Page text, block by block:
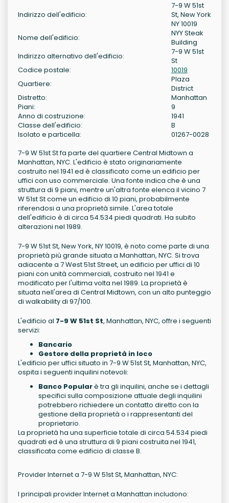
Indirizzo dell'edificio:
7-9 W 51st
St, New York
NY 10019
Nome dell'edificio:
NYY Steak
Building
Indirizzo alternativo dell'edificio:
7-9 W 51st
St
Codice postale:
10019
Quartiere:
Plaza
District
Distretto:
Manhattan
Piani:
9
Anno di costruzione:
1941
Classe dell'edificio:
B
Isolato e particella:
01267-0028
7-9 W 51st St fa parte del quartiere Central Midtown a
Manhattan, NYC. L'edificio è stato originariamente
costruito nel 1941 ed è classificato come un edificio per
uffici con uso commerciale. Una fonte indica che è una
struttura di 9 piani, mentre un'altra fonte elenca il vicino 7
W 51st St come un edificio di 10 piani, probabilmente
riferendosi a una proprietà simile. L'area totale
dell'edificio è di circa 54.534 piedi quadrati. Ha subito
alterazioni nel 1989.
7-9 W 51st St, New York, NY 10019, è noto come parte di una
proprietà più grande situata a Manhattan, NYC. Si trova
adiacente a 7 West 51st Street, un edificio per uffici di 10
piani con unità commerciali, costruito nel 1941 e
modificato per l'ultima volta nel 1989. La proprietà è
situata nell'area di Central Midtown, con un alto punteggio
di walkability di 97/100.
L'edificio al 7-9 W 51st St, Manhattan, NYC, offre i seguenti
servizi:
Bancario
Gestore della proprietà in loco
L'edificio per uffici situato in 7-9 W 51st St, Manhattan, NYC,
ospita i seguenti inquilini notevoli:
Banco Popularè tra gli inquilini, anche se i dettagli
specifici sulla composizione attuale degli inquilini
potrebbero richiedere un contatto diretto con la
gestione della proprietà o i rappresentanti del
proprietario.
La proprietà ha una superficie totale di circa 54.534 piedi
quadrati ed è una struttura di 9 piani costruita nel 1941,
classificata come edificio di classe B.
Provider Internet a 7-9 W 51st St, Manhattan, NYC:
I principali provider Internet a Manhattan includono: